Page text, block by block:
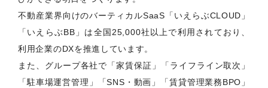
不動産業界向けのバーティカルSaaS「いえらぶCLOUD」
「いえらぶBB」は全国25,000社以上で利用されており、
利用企業のDXを推進しています。
また、グループ各社で「家賃保証」「ライフライン取次」
「駐車場運営管理」「SNS・動画」「賃貸管理業務BPO」